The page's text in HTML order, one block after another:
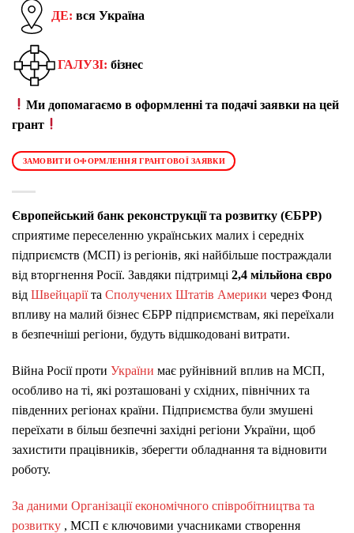
ДЕ: вся Україна
ГАЛУЗІ: бізнес
Ми допомагаємо в оформленні та подачі заявки на цей
грант
ЗАМОВИТИ ОФОРМЛЕННЯ ГРАНТОВОЇ ЗАЯВКИ
Європейський банк реконструкції та розвитку (ЄБРР)
сприятиме переселенню українських малих і середніх
підприємств (МСП) із регіонів, які найбільше постраждали
від вторгнення Росії. Завдяки підтримці 2,4 мільйона євро
від Швейцаріїта Сполучених Штатів Америки через Фонд
впливу на малий бізнес ЄБРР підприємствам, які переїхали
в безпечніші регіони, будуть відшкодовані витрати.
Війна Росії проти України має руйнівний вплив на МСП,
особливо на ті, які розташовані у східних, північних та
південних регіонах країни. Підприємства були змушені
переїхати в більш безпечні західні регіони України, щоб
захистити працівників, зберегти обладнання та відновити
роботу.
За даними Організації економічного співробітництва та
розвитку , МСП є ключовими учасниками створення